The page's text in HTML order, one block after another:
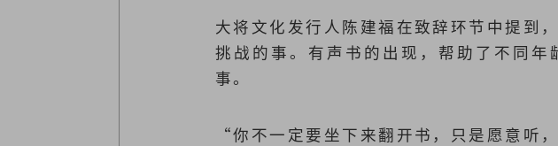
大将文化发行人陈建福在致辞环节中提到
挑战的事。有声书的出现，帮助了不同
事。
“你不一定要坐下来翻开书，只是愿意听